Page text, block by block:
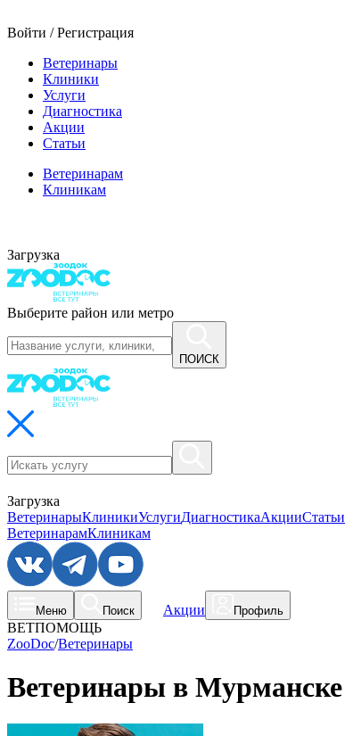
Войти / Регистрация
Ветеринары
Клиники
Услуги
Диагностика
Акции
Статьи
Ветеринарам
Клиникам
Загрузка
Выберите район или метро
ПОИСК
Загрузка
ВетеринарыКлиникиУслугиДиагностикаАкцииСтатьи
ВетеринарамКлиникам
Меню Поиск Акции Профиль
ВЕТПОМОЩЬ
ZooDoc/Ветеринары
Ветеринары в Мурманске